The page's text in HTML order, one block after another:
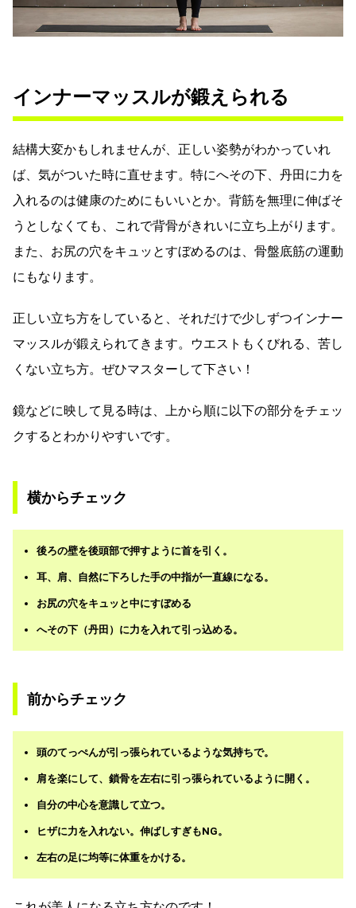
インナーマッスルが鍛えられる
結構大変かもしれませんが、正しい姿勢がわかっていれ
ば、気がついた時に直せます。特にへその下、丹田に力を
入れるのは健康のためにもいいとか。背筋を無理に伸ばそ
うとしなくても、これで背骨がきれいに立ち上がります。
また、お尻の穴をキュッとすぼめるのは、骨盤底筋の運動
にもなります。
正しい立ち方をしていると、それだけで少しずつインナー
マッスルが鍛えられてきます。ウエストもくびれる、苦し
くない立ち方。ぜひマスターして下さい！
鏡などに映して見る時は、上から順に以下の部分をチェッ
クするとわかりやすいです。
横からチェック
後ろの壁を後頭部で押すように首を引く。
耳、肩、自然に下ろした手の中指が一直線になる。
お尻の穴をキュッと中にすぼめる
へその下（丹田）に力を入れて引っ込める。
前からチェック
頭のてっぺんが引っ張られているような気持ちで。
肩を楽にして、鎖骨を左右に引っ張られているように開く。
自分の中心を意識して立つ。
ヒザに力を入れない。伸ばしすぎもNG。
左右の足に均等に体重をかける。